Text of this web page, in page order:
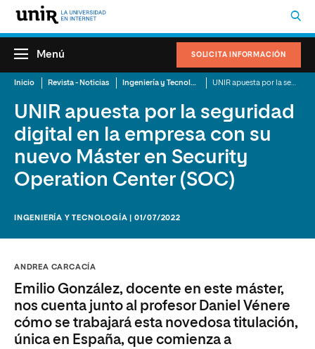
SOLICITA INFORMACIÓN
Menú
Inicio Revista - Noticias Ingeniería y Tecnología
UNIR apuesta por la seguridad
digital en la empresa con su
nuevo Máster en Security
Operation Center (SOC)
INGENIERÍA Y TECNOLOGÍA | 01/07/2022
ANDREA CARCACÍA
Emilio González, docente en este máster,
nos cuenta junto al profesor Daniel Vénere
cómo se trabajará esta novedosa titulación,
única en España, que comienza a